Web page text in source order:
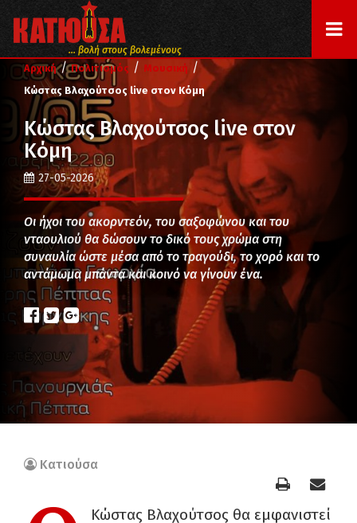
... βολή στους βολεμένους
Αρχική / Πολιτισμός / Μουσική /
Κώστας Βλαχούτσος live στον Κόμη
Κώστας Βλαχούτσος live στον
Κόμη
27-05-2026
Οι ήχοι του ακορντεόν, του σαξοφώνου και του
νταουλιού θα δώσουν το δικό τους χρώμα στη
συναυλία ώστε μέσα από το τραγούδι, το χορό και το
αντάμωμα μπάντα και κοινό να γίνουν ένα.
Κατιούσα
Κώστας Βλαχούτσος θα εμφανιστεί